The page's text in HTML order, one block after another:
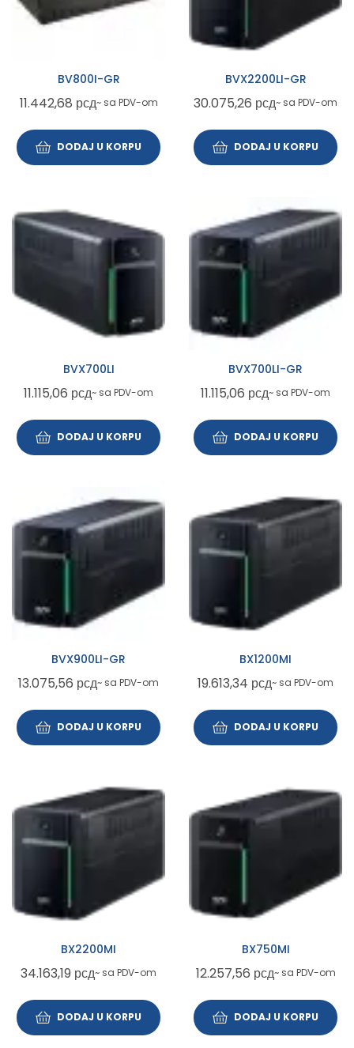
BV800I-GR
11.442,68 рсд~ sa PDV-om
DODAJ U KORPU
BVX2200LI-GR
30.075,26 рсд~ sa PDV-om
DODAJ U KORPU
BVX700LI
11.115,06 рсд~ sa PDV-om
DODAJ U KORPU
BVX700LI-GR
11.115,06 рсд~ sa PDV-om
DODAJ U KORPU
BVX900LI-GR
13.075,56 рсд~ sa PDV-om
DODAJ U KORPU
BX1200MI
19.613,34 рсд~ sa PDV-om
DODAJ U KORPU
BX2200MI
34.163,19 рсд~ sa PDV-om
DODAJ U KORPU
BX750MI
12.257,56 рсд~ sa PDV-om
DODAJ U KORPU